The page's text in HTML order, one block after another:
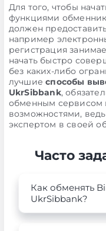
Для того, чтобы
функциями
должен
например
регистрация
начать быстро
без каких-либо
лучшиеспособы
UkrSibbank,
обменным сервисом
возможностями,
экспертом в своей
Часто
Как обменять
UkrSibbank?